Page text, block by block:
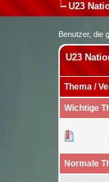
U23
Benutzer, die
U23
Thema /
Wichtige
0 Bewertung(en) -
Normale